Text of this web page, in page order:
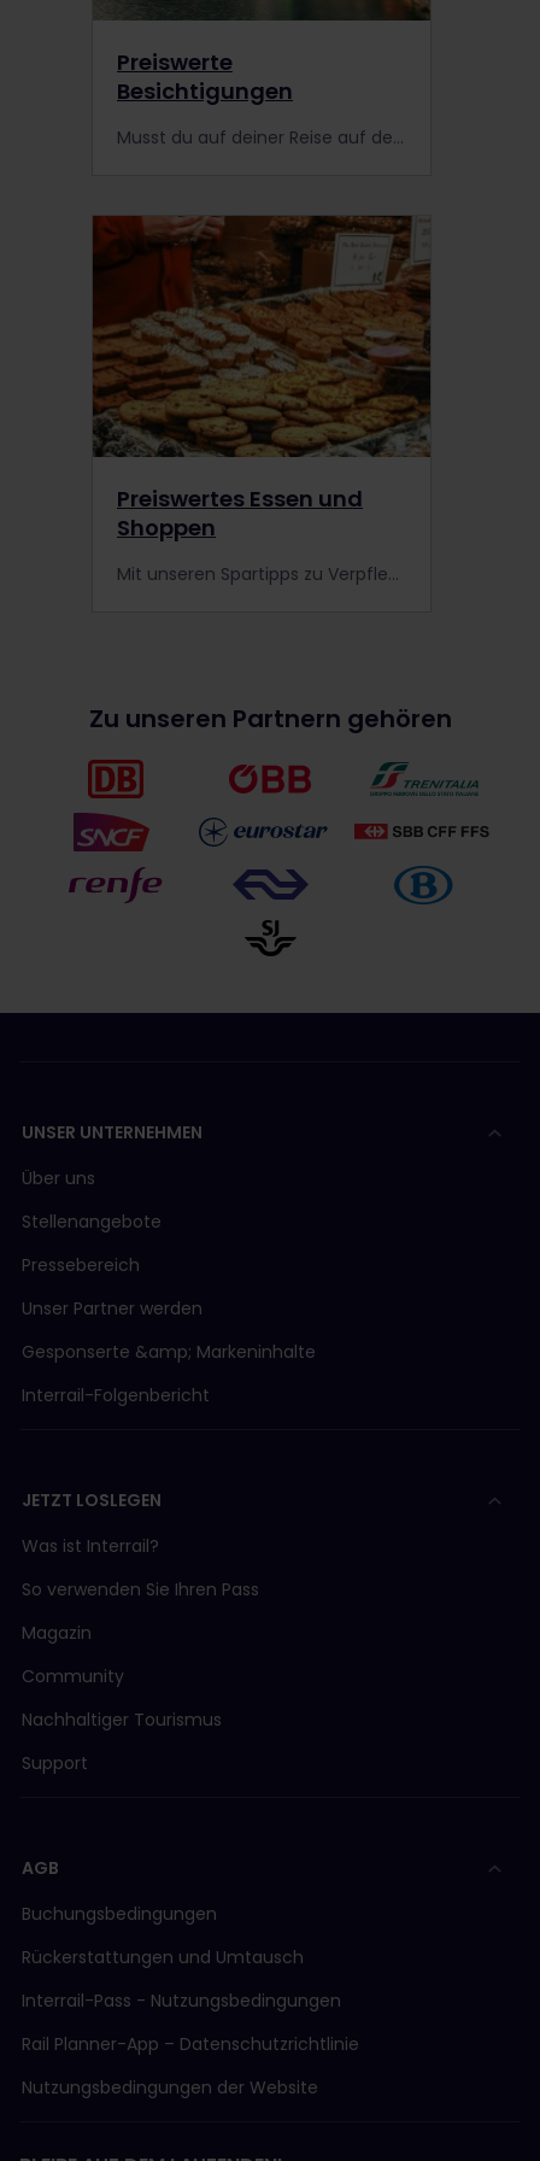
Preiswerte
Besichtigungen
Musst du auf deiner Reise auf deinen Geldbeutel achten? Erfahre, wie du bei Besichtigungen bares Geld sparen kannst!
Preiswertes Essen und
Shoppen
Mit unseren Spartipps zu Verpflegung und Shopping sparst du auf deiner Interrail-Reise durch Europa bares Geld!
Zu unseren Partnern gehören
UNSER UNTERNEHMEN
Über uns
Stellenangebote
Pressebereich
Unser Partner werden
Gesponserte &amp; Markeninhalte
Interrail-Folgenbericht
JETZT LOSLEGEN
Was ist Interrail?
So verwenden Sie Ihren Pass
Magazin
Community
Nachhaltiger Tourismus
Support
AGB
Buchungsbedingungen
Rückerstattungen und Umtausch
Interrail-Pass - Nutzungsbedingungen
Rail Planner-App – Datenschutzrichtlinie
Nutzungsbedingungen der Website